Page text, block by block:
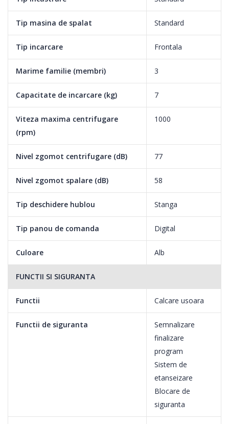
Tip masina de spalat Standard
Tip incarcare Frontala
Marime familie (membri) 3
Capacitate de incarcare (kg) 7
Viteza maxima centrifugare
(rpm)
1000
Nivel zgomot centrifugare (dB) 77
Nivel zgomot spalare (dB) 58
Tip deschidere hublou Stanga
Tip panou de comanda Digital
Culoare Alb
FUNCTII SI SIGURANTA
Functii Calcare usoara
Functii de siguranta
Semnalizare
finalizare
program
Sistem de
etanseizare
Blocare de
siguranta